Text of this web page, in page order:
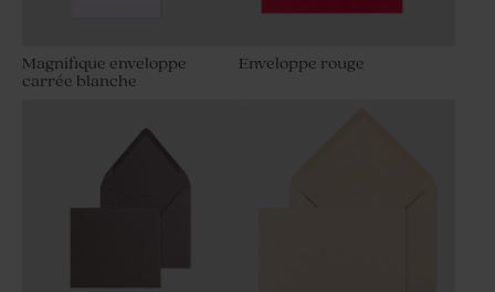
Magnifique enveloppe
carrée blanche
Enveloppe rouge